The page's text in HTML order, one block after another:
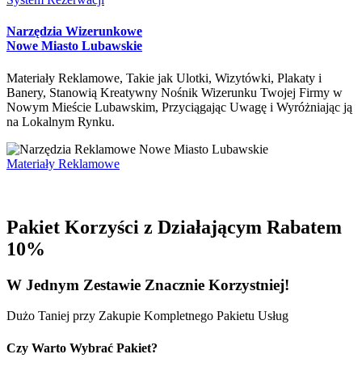
Narzędzia Wizerunkowe
Nowe Miasto Lubawskie
Materiały Reklamowe, Takie jak Ulotki, Wizytówki, Plakaty i
Banery, Stanowią Kreatywny Nośnik Wizerunku Twojej Firmy w
Nowym Mieście Lubawskim, Przyciągając Uwagę i Wyróżniając ją
na Lokalnym Rynku.
Materiały Reklamowe
Pakiet Korzyści z Działającym Rabatem
10%
W Jednym Zestawie Znacznie Korzystniej!
Dużo Taniej przy Zakupie Kompletnego Pakietu Usług
Czy Warto Wybrać Pakiet?